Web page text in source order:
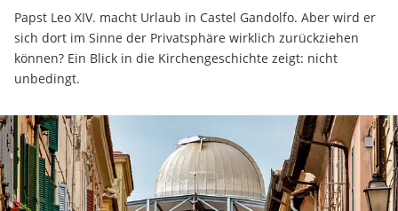
Papst Leo XIV. macht Urlaub in Castel Gandolfo. Aber wird er
sich dort im Sinne der Privatsphäre wirklich zurückziehen
können? Ein Blick in die Kirchengeschichte zeigt: nicht
unbedingt.